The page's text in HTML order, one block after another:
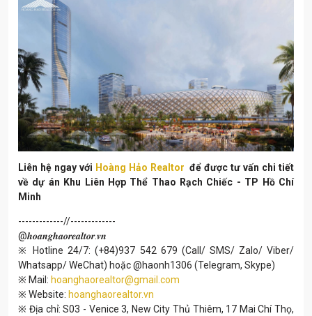
Liên hệ ngay với Hoàng Hảo Realtor để được tư vấn chi tiết
về dự án Khu Liên Hợp Thể Thao Rạch Chiếc - TP Hồ Chí
Minh
-------------//-------------
@𝒉𝒐𝒂𝒏𝒈𝒉𝒂𝒐𝒓𝒆𝒂𝒍𝒕𝒐𝒓.𝒗𝒏
※ Hotline 24/7: (+84)937 542 679 (Call/ SMS/ Zalo/ Viber/
Whatsapp/ WeChat) hoặc @haonh1306 (Telegram, Skype)
※ Mail: hoanghaorealtor@gmail.com
※ Website: hoanghaorealtor.vn
※ Địa chỉ: S03 - Venice 3, New City Thủ Thiêm, 17 Mai Chí Thọ,